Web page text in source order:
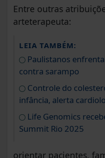
Entre outras
arteterapeuta:
LEIA TAMBÉM:
Paulistanos
contra sarampo
Controle do
infância, alerta
Life Genomics
Summit Rio 2025
orientar pacientes,